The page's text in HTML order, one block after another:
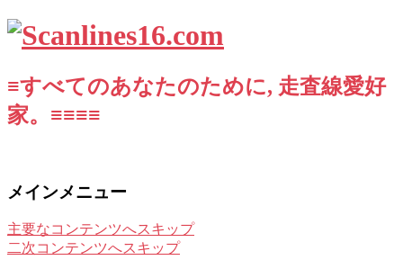
≡すべてのあなたのために, 走査線愛好
家。≡≡≡≡
メインメニュー
主要なコンテンツへスキップ
二次コンテンツへスキップ